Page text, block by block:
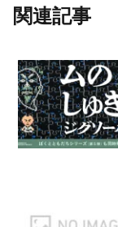
関連記事